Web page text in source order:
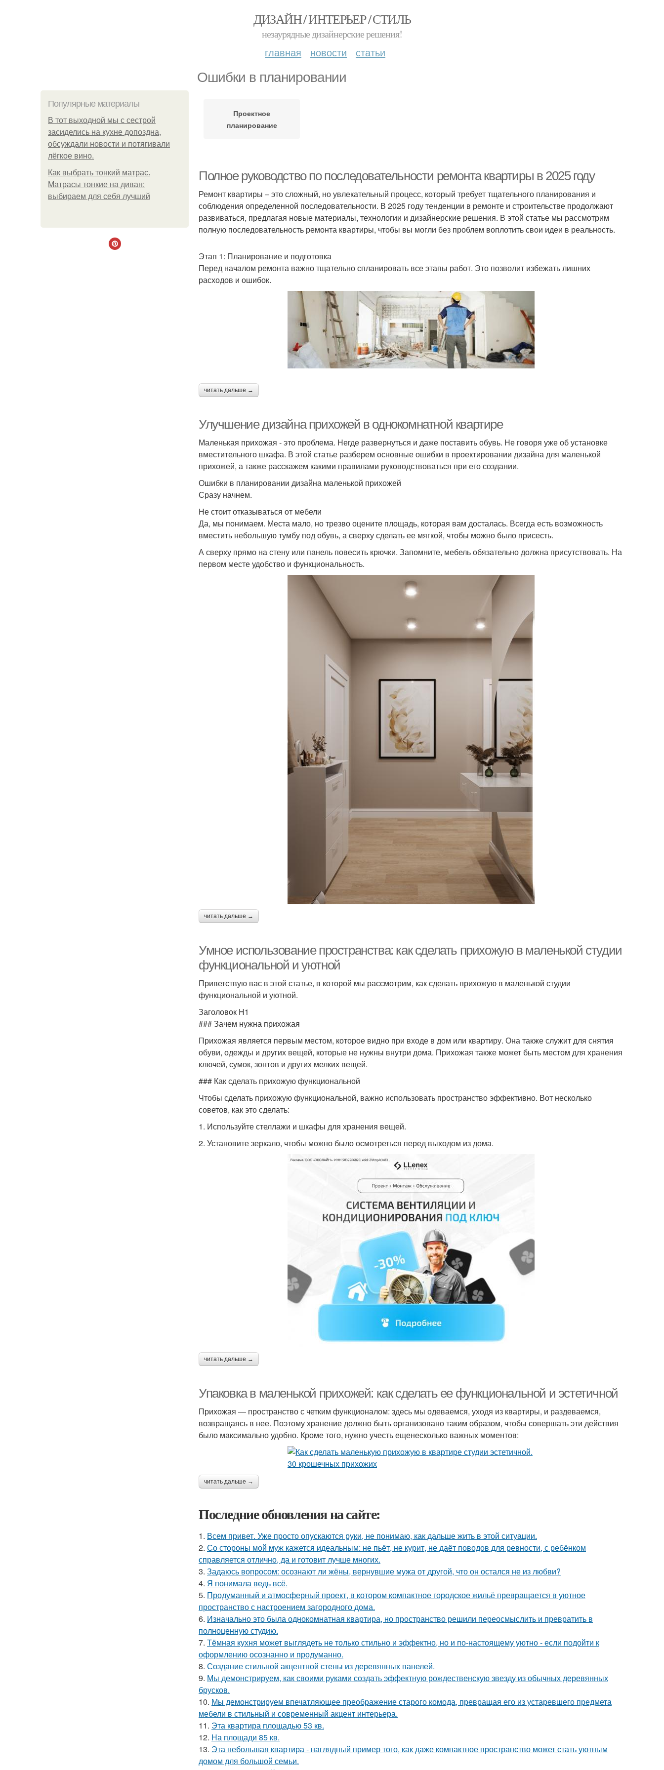
ДИЗАЙН / ИНТЕРЬЕР / СТИЛЬ
незаурядные дизайнерские решения!
главная новости статьи
Ошибки в планировании
Популярные материалы
В тот выходной мы с сестрой
засиделись на кухне допоздна,
обсуждали новости и потягивали
лёгкое вино.
Как выбрать тонкий матрас.
Матрасы тонкие на диван:
выбираем для себя лучший
Проектное
планирование
Полное руководство по последовательности ремонта квартиры в 2025 году
Ремонт квартиры – это сложный, но увлекательный процесс, который требует тщательного планирования и
соблюдения определенной последовательности. В 2025 году тенденции в ремонте и строительстве продолжают
развиваться, предлагая новые материалы, технологии и дизайнерские решения. В этой статье мы рассмотрим
полную последовательность ремонта квартиры, чтобы вы могли без проблем воплотить свои идеи в реальность.
Этап 1: Планирование и подготовка
Перед началом ремонта важно тщательно спланировать все этапы работ. Это позволит избежать лишних
расходов и ошибок.
читать дальше →
Улучшение дизайна прихожей в однокомнатной квартире
Маленькая прихожая - это проблема. Негде развернуться и даже поставить обувь. Не говоря уже об установке
вместительного шкафа. В этой статье разберем основные ошибки в проектировании дизайна для маленькой
прихожей, а также расскажем какими правилами руководствоваться при его создании.
Ошибки в планировании дизайна маленькой прихожей
Сразу начнем.
Не стоит отказываться от мебели
Да, мы понимаем. Места мало, но трезво оцените площадь, которая вам досталась. Всегда есть возможность
вместить небольшую тумбу под обувь, а сверху сделать ее мягкой, чтобы можно было присесть.
А сверху прямо на стену или панель повесить крючки. Запомните, мебель обязательно должна присутствовать. На
первом месте удобство и функциональность.
читать дальше →
Умное использование пространства: как сделать прихожую в маленькой студии
функциональной и уютной
Приветствую вас в этой статье, в которой мы рассмотрим, как сделать прихожую в маленькой студии
функциональной и уютной.
Заголовок H1
### Зачем нужна прихожая
Прихожая является первым местом, которое видно при входе в дом или квартиру. Она также служит для снятия
обуви, одежды и других вещей, которые не нужны внутри дома. Прихожая также может быть местом для хранения
ключей, сумок, зонтов и других мелких вещей.
### Как сделать прихожую функциональной
Чтобы сделать прихожую функциональной, важно использовать пространство эффективно. Вот несколько
советов, как это сделать:
1. Используйте стеллажи и шкафы для хранения вещей.
2. Установите зеркало, чтобы можно было осмотреться перед выходом из дома.
читать дальше →
Упаковка в маленькой прихожей: как сделать ее функциональной и эстетичной
Прихожая — пространство с четким функционалом: здесь мы одеваемся, уходя из квартиры, и раздеваемся,
возвращаясь в нее. Поэтому хранение должно быть организовано таким образом, чтобы совершать эти действия
было максимально удобно. Кроме того, нужно учесть ещенесколько важных моментов:
читать дальше →
Последние обновления на сайте:
1. Всем привет. Уже просто опускаются руки, не понимаю, как дальше жить в этой ситуации.
2. Со стороны мой муж кажется идеальным: не пьёт, не курит, не даёт поводов для ревности, с ребёнком
справляется отлично, да и готовит лучше многих.
3. Задаюсь вопросом: осознают ли жёны, вернувшие мужа от другой, что он остался не из любви?
4. Я понимала ведь всё.
5. Продуманный и атмосферный проект, в котором компактное городское жильё превращается в уютное
пространство с настроением загородного дома.
6. Изначально это была однокомнатная квартира, но пространство решили переосмыслить и превратить в
полноценную студию.
7. Тёмная кухня может выглядеть не только стильно и эффектно, но и по-настоящему уютно - если подойти к
оформлению осознанно и продуманно.
8. Создание стильной акцентной стены из деревянных панелей.
9. Мы демонстрируем, как своими руками создать эффектную рождественскую звезду из обычных деревянных
брусков.
10. Мы демонстрируем впечатляющее преображение старого комода, превращая его из устаревшего предмета
мебели в стильный и современный акцент интерьера.
11. Эта квартира площадью 53 кв.
12. На площади 85 кв.
13. Эта небольшая квартира - наглядный пример того, как даже компактное пространство может стать уютным
домом для большой семьи.